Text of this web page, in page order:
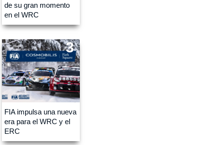
de su gran momento
en el WRC
3
FIA impulsa una nueva
era para el WRC y el
ERC